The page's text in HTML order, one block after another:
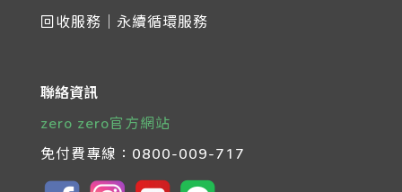
回收服務｜永續循環服務
聯絡資訊
zero zero官方網站
免付費專線： 0800-009-717